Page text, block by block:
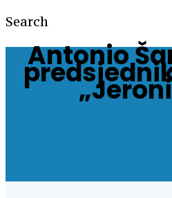
Search
Antonio